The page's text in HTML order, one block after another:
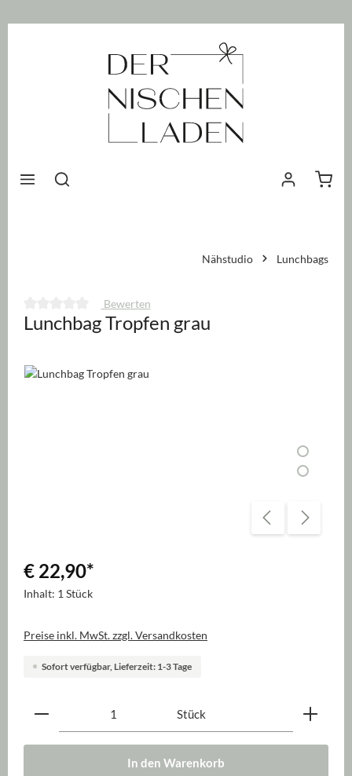
Nähstudio Lunchbags
Durchschnittliche Bewertung von 0 von 5 Sternen
Bewerten
Lunchbag Tropfen grau
Bildergalerie überspringen
€ 22,90*
Inhalt: 1 Stück
Preise inkl. MwSt. zzgl. Versandkosten
Sofort verfügbar, Lieferzeit: 1-3 Tage
Produkt Anzahl: Gib den gewünschten Wert ein
Stück
In den Warenkorb